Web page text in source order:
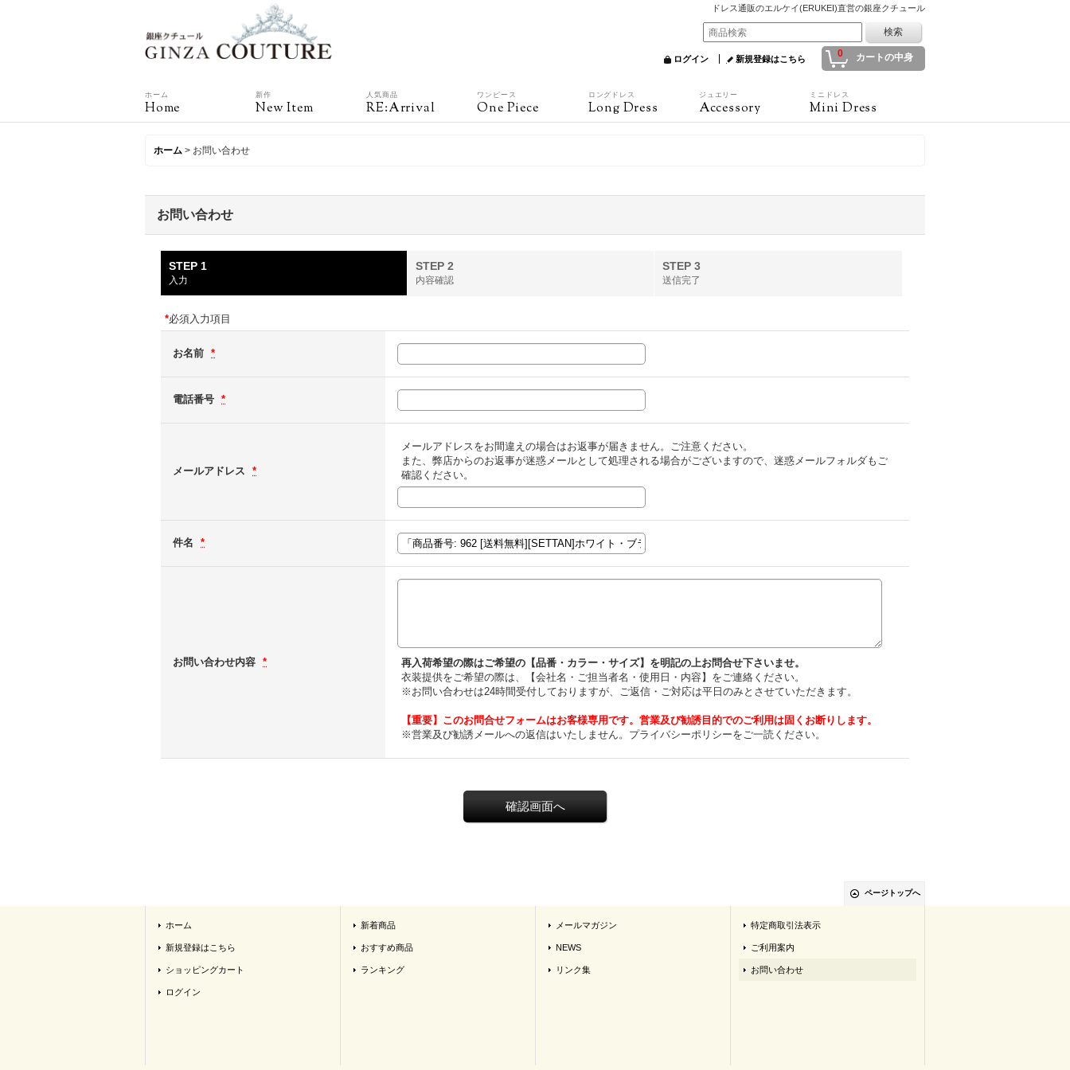
ドレス通販のエルケイ(ERUKEI)直営の銀座クチュール
0 カートの中身
ログイン 新規登録はこちら
ホーム
Home
新作
New Item
人気商品
RE:Arrival
ワンピース
One Piece
ロングドレス
Long Dress
ジュエリー
Accessory
ミニドレス
Mini Dress
ホーム > お問い合わせ
お問い合わせ
STEP 1
入力
STEP 2
内容確認
STEP 3
送信完了
*必須入力項目
お名前 *
電話番号 *
メールアドレス *
メールアドレスをお間違えの場合はお返事が届きません。ご注意ください。
また、弊店からのお返事が迷惑メールとして処理される場合がございますので、迷惑メールフォルダもご
確認ください。
件名 *
お問い合わせ内容 *
再入荷希望の際はご希望の【品番・カラー・サイズ】を明記の上お問合せ下さいませ。
衣装提供をご希望の際は、【会社名・ご担当者名・使用日・内容】をご連絡ください。
※お問い合わせは24時間受付しておりますが、ご返信・ご対応は平日のみとさせていただきます。
【重要】このお問合せフォームはお客様専用です。営業及び勧誘目的でのご利用は固くお断りします。
※営業及び勧誘メールへの返信はいたしません。プライバシーポリシーをご一読ください。
ページトップへ
ホーム
新規登録はこちら
ショッピングカート
ログイン
新着商品
おすすめ商品
ランキング
メールマガジン
NEWS
リンク集
特定商取引法表示
ご利用案内
お問い合わせ